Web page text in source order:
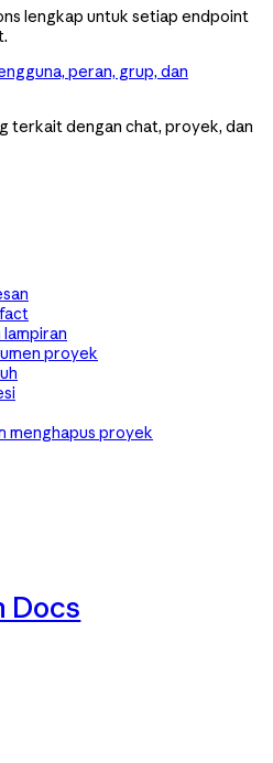
lengkap untuk setiap endpoint
peran, grup, dan
terkait dengan chat, proyek, dan
proyek
menghapus proyek
Docs